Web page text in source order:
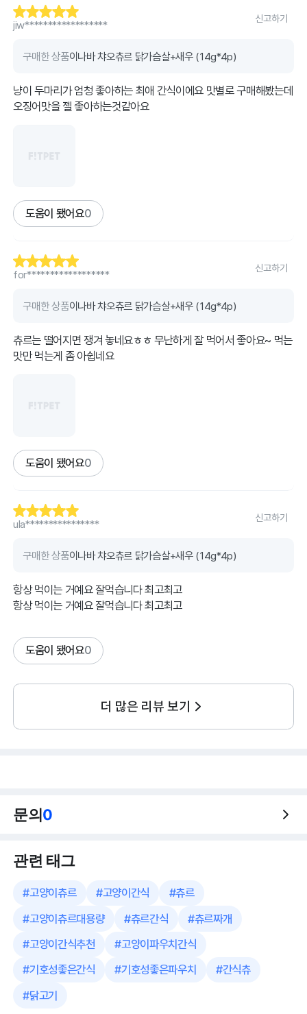
jiw******************
신고하기
구매한 상품이나바 챠오츄르 닭가슴살+새우 (14g*4p)
냥이 두마리가 엄청 좋아하는 최애 간식이에요 맛별로 구매해봤는데
오징어맛을 젤 좋아하는것같아요
도움이 됐어요0
for******************
신고하기
구매한 상품이나바 챠오츄르 닭가슴살+새우 (14g*4p)
츄르는 떨어지면 쟁겨 놓네요ㅎㅎ 무난하게 잘 먹어서 좋아요~ 먹는
맛만 먹는게 좀 아쉽네요
도움이 됐어요0
ula****************
신고하기
구매한 상품이나바 챠오츄르 닭가슴살+새우 (14g*4p)
항상 먹이는 거예요 잘먹습니다 최고최고
항상 먹이는 거예요 잘먹습니다 최고최고
도움이 됐어요0
더 많은 리뷰 보기
문의0
관련 태그
#고양이츄르 #고양이간식 #츄르
#고양이츄르대용량 #츄르간식 #츄르짜개
#고양이간식추천 #고양이파우치간식
#기호성좋은간식 #기호성좋은파우치 #간식츄
#닭고기